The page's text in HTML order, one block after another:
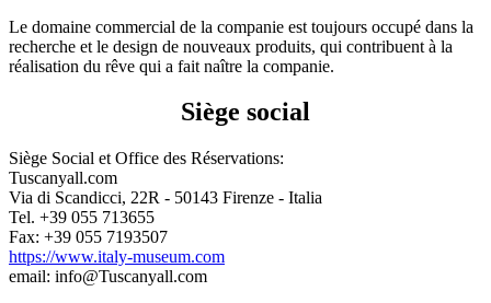
Le domaine commercial de la companie est toujours occupé dans la
recherche et le design de nouveaux produits, qui contribuent à la
réalisation du rêve qui a fait naître la companie.
Siège social
Siège Social et Office des Réservations:
Tuscanyall.com
Via di Scandicci, 22R - 50143 Firenze - Italia
Tel. +39 055 713655
Fax: +39 055 7193507
https://www.italy-museum.com
email: info@Tuscanyall.com